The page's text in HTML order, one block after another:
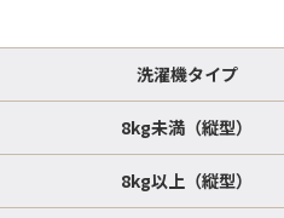
洗濯機タイプ
8kg未満（縦型）
8kg以上（縦型）